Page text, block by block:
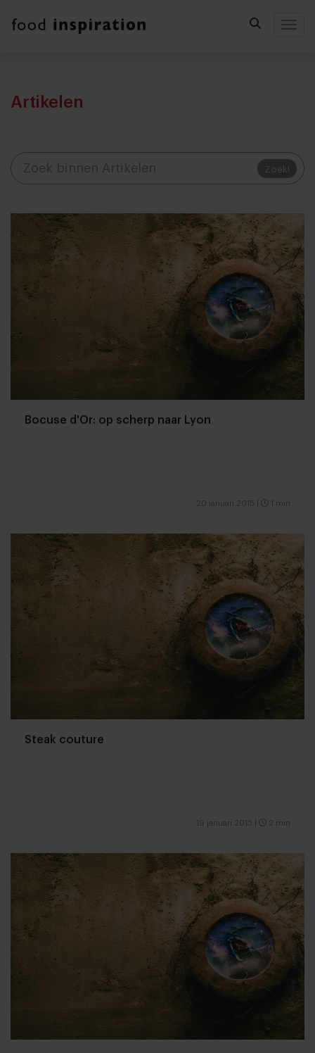
Artikelen
Zoek!
Bocuse d'Or: op scherp naar Lyon
20 januari 2015 1 min
Steak couture
19 januari 2015 2 min